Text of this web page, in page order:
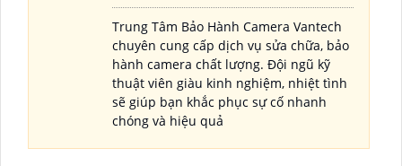
Trung Tâm Bảo Hành Camera Vantech
chuyên cung cấp dịch vụ sửa chữa, bảo
hành camera chất lượng. Đội ngũ kỹ
thuật viên giàu kinh nghiệm, nhiệt tình
sẽ giúp bạn khắc phục sự cố nhanh
chóng và hiệu quả